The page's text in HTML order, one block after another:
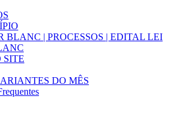
BLANC | PROCESSOS | EDITAL LEI
SITE
DO MÊS